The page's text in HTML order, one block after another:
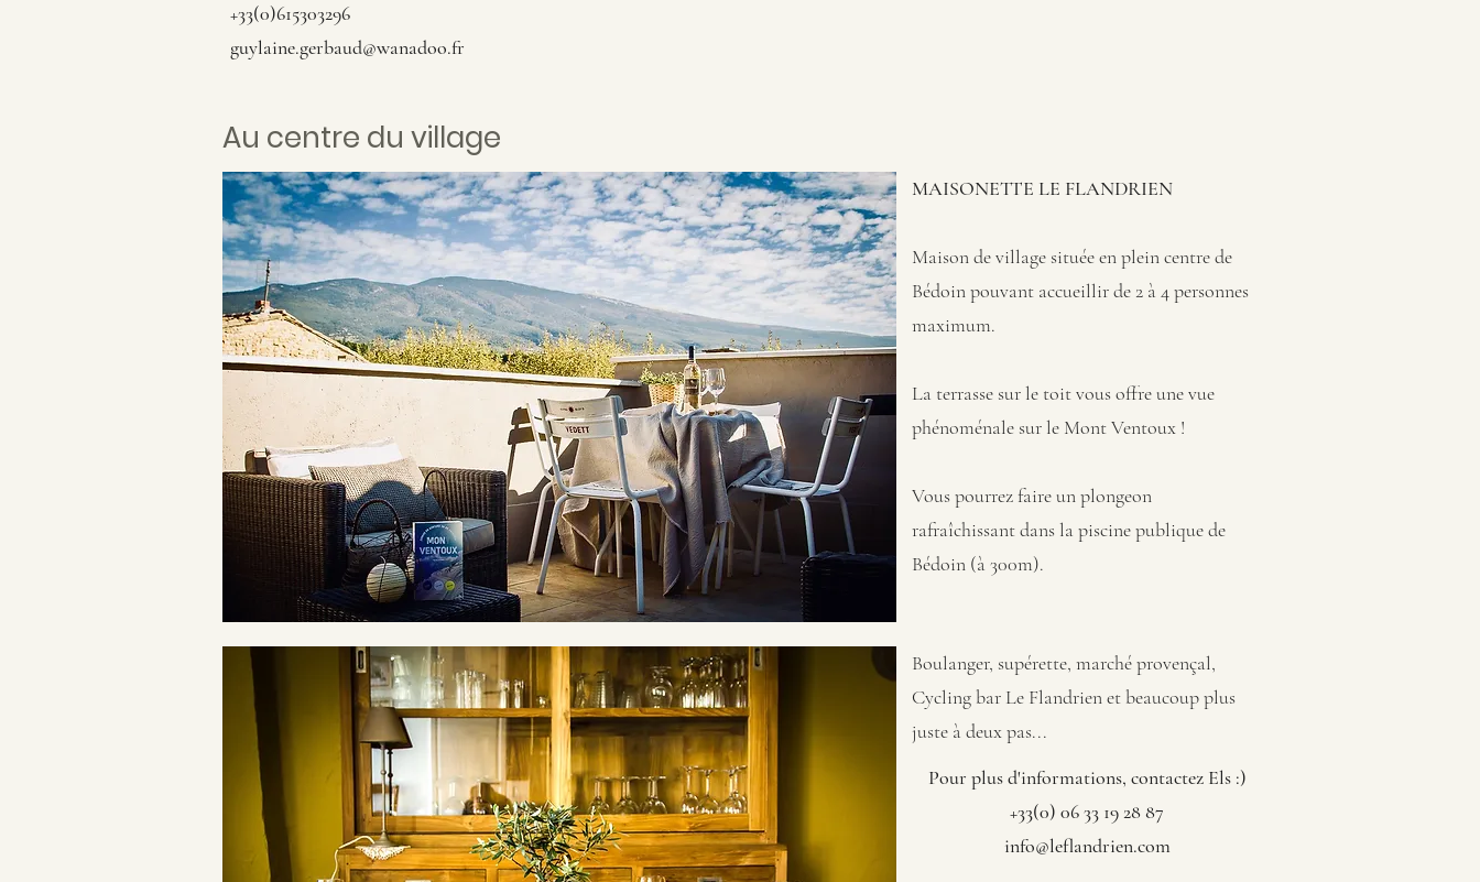
+33(0)615303296
guylaine.gerbaud@wanadoo.fr
Au centre du village
MAISONETTE LE FLANDRIEN
Maison de village située en plein centre de
Bédoin pouvant accueillir de 2 à 4 personnes
maximum.
La terrasse sur le toit vous offre une vue
phénoménale sur le Mont Ventoux !
Vous pourrez faire un plongeon
rafraîchissant dans la piscine publique de
Bédoin (à 300m).
Boulanger, supérette, marché provençal,
Cycling bar Le Flandrien et beaucoup plus
juste à deux pas...
Pour plus d'informations, contactez Els :)
+33(0) 06 33 19 28 87
info@leflandrien.com